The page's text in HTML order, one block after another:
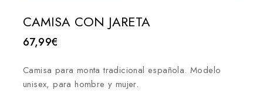
CAMISA CON JARETA
67,99€
Camisa para monta tradicional española. Modelo
unisex, para hombre y mujer.